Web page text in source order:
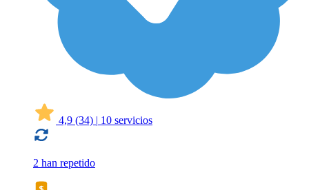
4,9 (34) | 10 servicios
2 han repetido